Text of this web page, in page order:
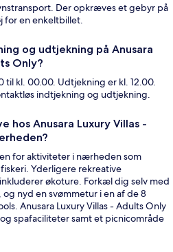
Der opkræves et gebyr på
for en enkeltbillet.
og udtjekning på Anusara
Only?
til kl. 00.00. Udtjekning er kl. 12.00.
indtjekning og udtjekning.
hos Anusara Luxury Villas -
for aktiviteter i nærheden som
Yderligere rekreative
økoture. Forkæl dig selv med
nyd en svømmetur i en af de 8
Anusara Luxury Villas - Adults Only
spafaciliteter samt et picnicområde